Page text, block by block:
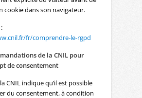
cookie dans son navigateur.
fr/comprendre-le-rgpd
de la CNIL pour
de consentement
CNIL indique qu’il est possible
du consentement, à condition